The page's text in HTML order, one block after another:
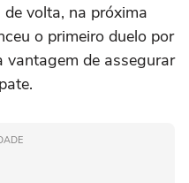
volta, na próxima
o primeiro duelo por
vantagem de assegurar